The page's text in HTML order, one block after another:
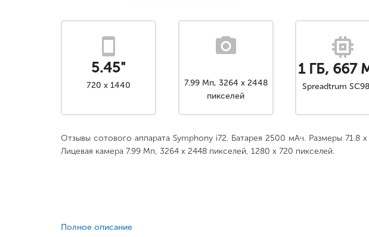
5.45"
720 x 1440
7.99 Мп, 3264 x 2448
пикселей
1 ГБ, 667
Spreadtrum
Отзывы сотового аппарата Symphony i72. Батарея 2500 мАч. Размеры 71.8
Лицевая камера 7.99 Мп, 3264 x 2448 пикселей, 1280 x 720 пикселей.
Полное описание